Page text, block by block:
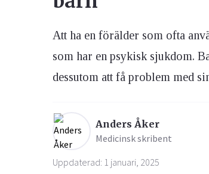
Ögon & Öron
Övervikt
Att ha en förälder som ofta
som har en psykisk sjukdom.
dessutom att få problem med
Anders Åker
Medicinsk skribent
Uppdaterad: 1 januari, 2025